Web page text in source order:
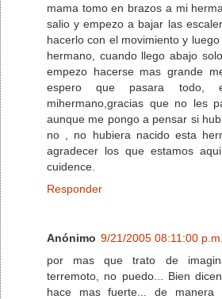
mama tomo en brazos a mi
salio y empezo a bajar las
hacerlo con el movimiento y
hermano, cuando llego abajo
empezo hacerse mas grande
espero que pasara todo,
mihermano,gracias que no les
aunque me pongo a pensar si
no , no hubiera nacido esta
agradecer los que estamos
cuidence.
Responder
Anónimo 9/21/2005 08:11:00 p.m.
por mas que trato de
terremoto, no puedo... Bien
hace mas fuerte... de manera